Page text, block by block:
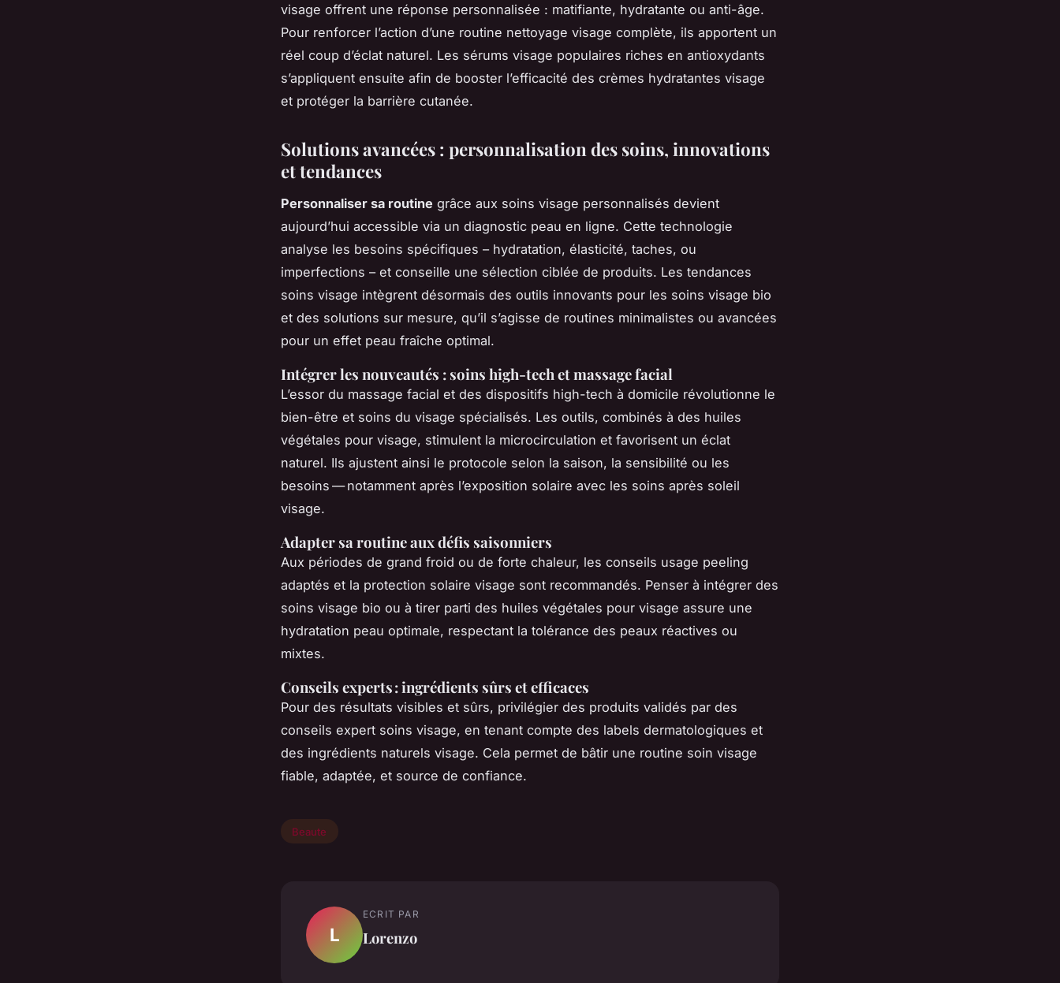
visage offrent une réponse personnalisée : matifiante, hydratante ou anti-âge.
Pour renforcer l’action d’une routine nettoyage visage complète, ils apportent un
réel coup d’éclat naturel. Les sérums visage populaires riches en antioxydants
s’appliquent ensuite afin de booster l’efficacité des crèmes hydratantes visage
et protéger la barrière cutanée.
Solutions avancées : personnalisation des soins, innovations
et tendances
Personnaliser sa routine grâce aux soins visage personnalisés devient
aujourd’hui accessible via un diagnostic peau en ligne. Cette technologie
analyse les besoins spécifiques – hydratation, élasticité, taches, ou
imperfections – et conseille une sélection ciblée de produits. Les tendances
soins visage intègrent désormais des outils innovants pour les soins visage bio
et des solutions sur mesure, qu’il s’agisse de routines minimalistes ou avancées
pour un effet peau fraîche optimal.
Intégrer les nouveautés : soins high-tech et massage facial
L’essor du massage facial et des dispositifs high-tech à domicile révolutionne le
bien-être et soins du visage spécialisés. Les outils, combinés à des huiles
végétales pour visage, stimulent la microcirculation et favorisent un éclat
naturel. Ils ajustent ainsi le protocole selon la saison, la sensibilité ou les
besoins — notamment après l’exposition solaire avec les soins après soleil
visage.
Adapter sa routine aux défis saisonniers
Aux périodes de grand froid ou de forte chaleur, les conseils usage peeling
adaptés et la protection solaire visage sont recommandés. Penser à intégrer des
soins visage bio ou à tirer parti des huiles végétales pour visage assure une
hydratation peau optimale, respectant la tolérance des peaux réactives ou
mixtes.
Conseils experts : ingrédients sûrs et efficaces
Pour des résultats visibles et sûrs, privilégier des produits validés par des
conseils expert soins visage, en tenant compte des labels dermatologiques et
des ingrédients naturels visage. Cela permet de bâtir une routine soin visage
fiable, adaptée, et source de confiance.
Beaute
L
ECRIT PAR
Lorenzo